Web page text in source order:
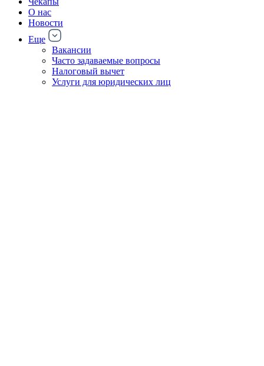
О нас
Новости
Еще
Вакансии
Часто задаваемые вопросы
Налоговый вычет
Услуги для юридических лиц